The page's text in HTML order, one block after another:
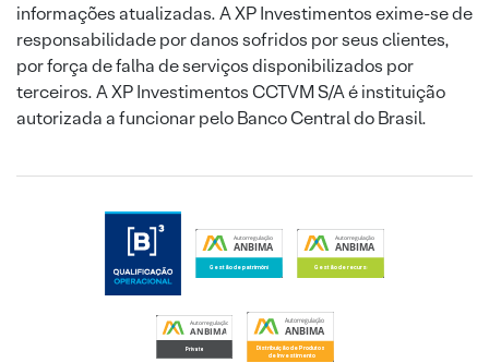
informações atualizadas. A XP Investimentos exime-se de
responsabilidade por danos sofridos por seus clientes,
por força de falha de serviços disponibilizados por
terceiros. A XP Investimentos CCTVM S/A é instituição
autorizada a funcionar pelo Banco Central do Brasil.